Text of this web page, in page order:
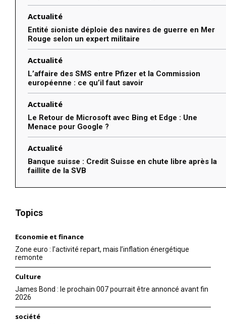
Actualité
Entité sioniste déploie des navires de guerre en Mer
Rouge selon un expert militaire
Actualité
L’affaire des SMS entre Pfizer et la Commission
européenne : ce qu’il faut savoir
Actualité
Le Retour de Microsoft avec Bing et Edge : Une
Menace pour Google ?
Actualité
Banque suisse : Credit Suisse en chute libre après la
faillite de la SVB
Topics
Economie et finance
Zone euro : l’activité repart, mais l’inflation énergétique
remonte
Culture
James Bond : le prochain 007 pourrait être annoncé avant fin
2026
société